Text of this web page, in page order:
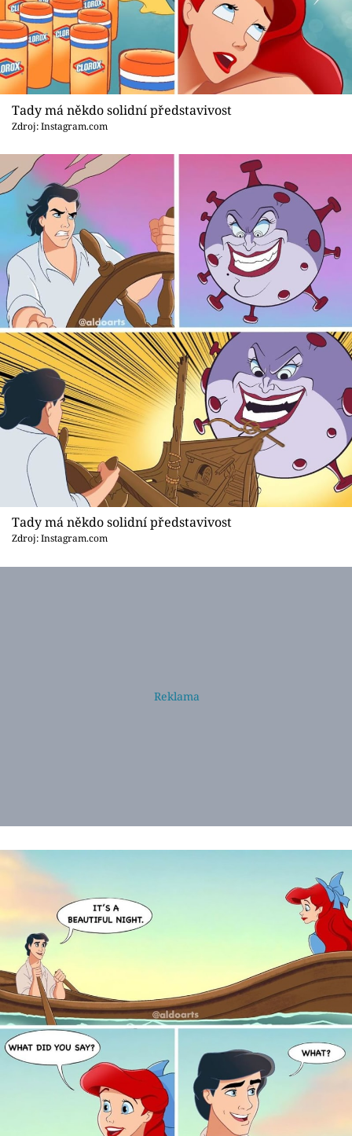
Videa
Sledujte prima+
Přihlášení
Sledujte nás
Tady má někdo solidní představivost
Zdroj: Instagram.com
Tady má někdo solidní představivost
Zdroj: Instagram.com